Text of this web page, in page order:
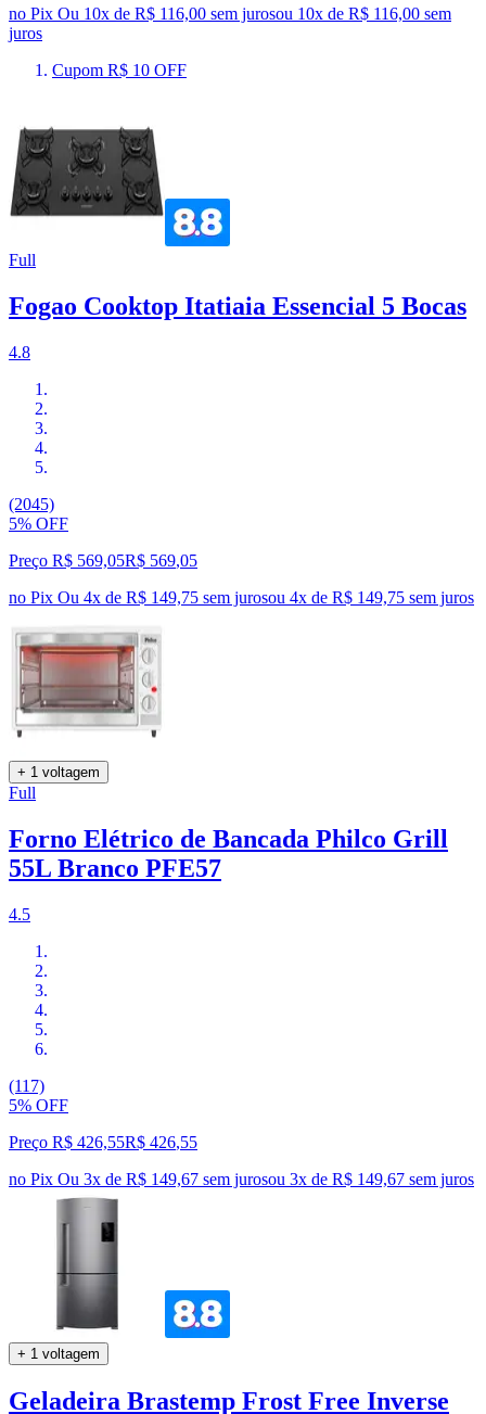
no Pix Ou 10x de R$ 116,00 sem jurosou 10x de R$ 116,00 sem
juros
Cupom R$ 10 OFF
Full
Fogao Cooktop Itatiaia Essencial 5 Bocas
4.8
(2045)
5% OFF
Preço R$ 569,05R$ 569,05
no Pix Ou 4x de R$ 149,75 sem jurosou 4x de R$ 149,75 sem juros
+ 1 voltagem
Full
Forno Elétrico de Bancada Philco Grill
55L Branco PFE57
4.5
(117)
5% OFF
Preço R$ 426,55R$ 426,55
no Pix Ou 3x de R$ 149,67 sem jurosou 3x de R$ 149,67 sem juros
+ 1 voltagem
Geladeira Brastemp Frost Free Inverse